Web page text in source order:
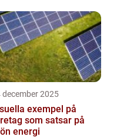
december 2025
exempel på
som satsar på
energi